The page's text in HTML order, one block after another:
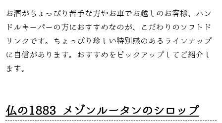
お酒がちょっぴり苦手な方やお車でお越しのお客様、ハン
ドルキーパーの方におすすめなのが、こだわりのソフトド
リンクです。ちょっぴり珍しい特別感のあるラインナップ
に自信があります。おすすめをピックアップしてご紹介し
ます。
仏の1883 メゾンルータンのシロップ